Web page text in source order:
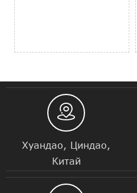

Хуандао, Циндао,
Китай